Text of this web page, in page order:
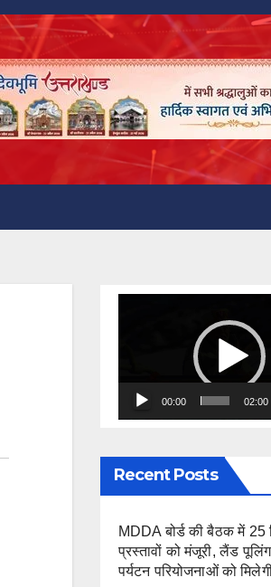
00:00 02:00
Recent Posts
MDDA बोर्ड की बैठक में 25
प्रस्तावों को मंजूरी, लैंड
पर्यटन परियोजनाओं को